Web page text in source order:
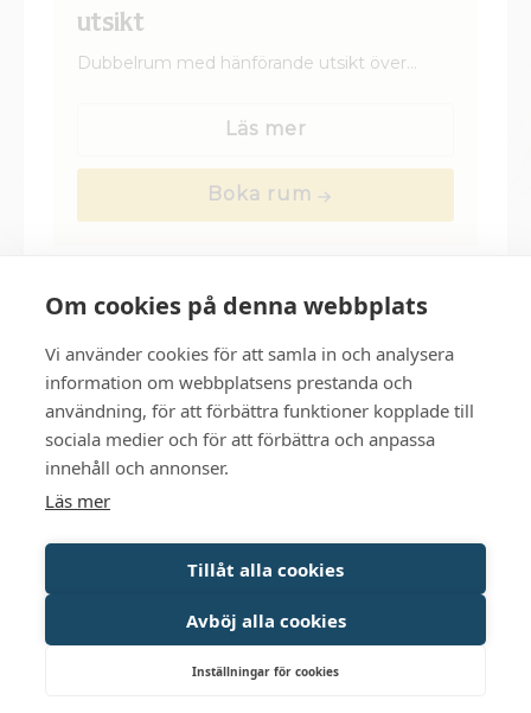
Om cookies på denna webbplats
Vi använder cookies för att samla in och analysera
information om webbplatsens prestanda och
användning, för att förbättra funktioner kopplade till
sociala medier och för att förbättra och anpassa
innehåll och annonser.
Läs mer
Tillåt alla cookies
Avböj alla cookies
Inställningar för cookies
Dubbelrum med hänförande utsikt över
Gripsholms slott och mälaren. Rummen
erbjuder klassisk charm med modern
SEK 3 215,00
Boka rum